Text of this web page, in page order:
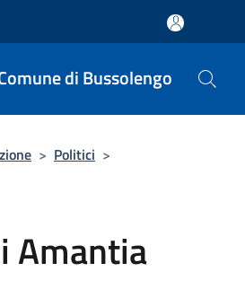
di Bussolengo
> Politici >
Amantia